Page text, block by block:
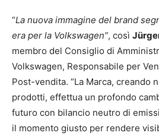
“La nuova immagine del brand
era per la Volkswagen”, così
membro del Consiglio di
Volkswagen, Responsabile per
Post-vendita. “La Marca, creando
prodotti, effettua un profondo
futuro con bilancio neutro di
il momento giusto per rendere